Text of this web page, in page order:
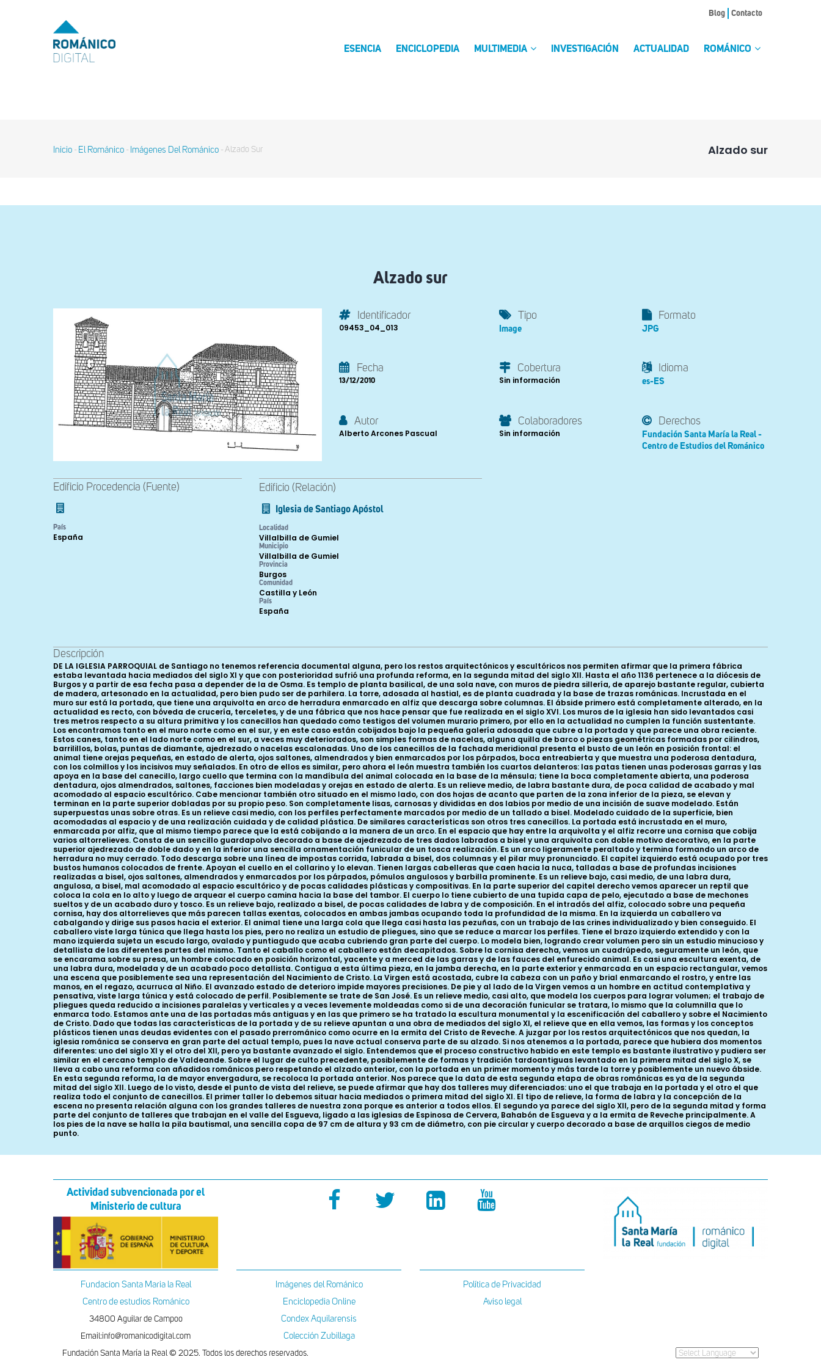
MENU
TOP
Blog Contacto
ESENCIA ENCICLOPEDIA MULTIMEDIA INVESTIGACIÓN ACTUALIDAD ROMÁNICO
Alzado sur
Sobrescribir
Inicio - El Románico - Imágenes Del Románico - Alzado Sur
Alzado sur
Identificador
09453_04_013
Tipo
Image
Formato
JPG
Fecha
13/12/2010
Cobertura
Sin información
Idioma
es-ES
Autor
Alberto Arcones Pascual
Colaboradores
Sin información
Derechos
Fundación Santa María la Real -
Centro de Estudios del Románico
Edificio Procedencia (Fuente)
País
España
Edificio (Relación)
Iglesia de Santiago Apóstol
Localidad
Villalbilla de Gumiel
Municipio
Villalbilla de Gumiel
Provincia
Burgos
Comunidad
Castilla y León
País
España
Descripción
DE LA IGLESIA PARROQUIAL de Santiago no tenemos referencia documental alguna, pero los restos arquitectónicos y escultóricos nos permiten afirmar que la primera fábrica
estaba levantada hacia mediados del siglo XI y que con posterioridad sufrió una profunda reforma, en la segunda mitad del siglo XII. Hasta el año 1136 pertenece a la diócesis de
Burgos y a partir de esa fecha pasa a depender de la de Osma. Es templo de planta basilical, de una sola nave, con muros de piedra sillería, de aparejo bastante regular, cubierta
de madera, artesonado en la actualidad, pero bien pudo ser de parhilera. La torre, adosada al hastial, es de planta cuadrada y la base de trazas románicas. Incrustada en el
muro sur está la portada, que tiene una arquivolta en arco de herradura enmarcado en alfiz que descarga sobre columnas. El ábside primero está completamente alterado, en la
actualidad es recto, con bóveda de crucería, terceletes, y de una fábrica que nos hace pensar que fue realizada en el siglo XVI. Los muros de la iglesia han sido levantados casi
tres metros respecto a su altura primitiva y los canecillos han quedado como testigos del volumen murario primero, por ello en la actualidad no cumplen la función sustentante.
Los encontramos tanto en el muro norte como en el sur, y en este caso están cobijados bajo la pequeña galería adosada que cubre a la portada y que parece una obra reciente.
Estos canes, tanto en el lado norte como en el sur, a veces muy deteriorados, son simples formas de nacelas, alguna quilla de barco o piezas geométricas formadas por cilindros,
barrilillos, bolas, puntas de diamante, ajedrezado o nacelas escalonadas. Uno de los canecillos de la fachada meridional presenta el busto de un león en posición frontal: el
animal tiene orejas pequeñas, en estado de alerta, ojos saltones, almendrados y bien enmarcados por los párpados, boca entreabierta y que muestra una poderosa dentadura,
con los colmillos y los incisivos muy señalados. En otro de ellos es similar, pero ahora el león muestra también los cuartos delanteros: las patas tienen unas poderosas garras y las
apoya en la base del canecillo, largo cuello que termina con la mandíbula del animal colocada en la base de la ménsula; tiene la boca completamente abierta, una poderosa
dentadura, ojos almendrados, saltones, facciones bien modeladas y orejas en estado de alerta. Es un relieve medio, de labra bastante dura, de poca calidad de acabado y mal
acomodado al espacio escultórico. Cabe mencionar también otro situado en el mismo lado, con dos hojas de acanto que parten de la zona inferior de la pieza, se elevan y
terminan en la parte superior dobladas por su propio peso. Son completamente lisas, carnosas y divididas en dos labios por medio de una incisión de suave modelado. Están
superpuestas unas sobre otras. Es un relieve casi medio, con los perfiles perfectamente marcados por medio de un tallado a bisel. Modelado cuidado de la superficie, bien
acomodadas al espacio y de una realización cuidada y de calidad plástica. De similares características son otros tres canecillos. La portada está incrustada en el muro,
enmarcada por alfiz, que al mismo tiempo parece que la está cobijando a la manera de un arco. En el espacio que hay entre la arquivolta y el alfiz recorre una cornisa que cobija
varios altorrelieves. Consta de un sencillo guardapolvo decorado a base de ajedrezado de tres dados labrados a bisel y una arquivolta con doble motivo decorativo, en la parte
superior ajedrezado de doble dado y en la inferior una sencilla ornamentación funicular de un tosca realización. Es un arco ligeramente peraltado y termina formando un arco de
herradura no muy cerrado. Todo descarga sobre una línea de impostas corrida, labrada a bisel, dos columnas y el pilar muy pronunciado. El capitel izquierdo está ocupado por tres
bustos humanos colocados de frente. Apoyan el cuello en el collarino y lo elevan. Tienen largas cabelleras que caen hacia la nuca, talladas a base de profundas incisiones
realizadas a bisel, ojos saltones, almendrados y enmarcados por los párpados, pómulos angulosos y barbilla prominente. Es un relieve bajo, casi medio, de una labra dura,
angulosa, a bisel, mal acomodado al espacio escultórico y de pocas calidades plásticas y compositivas. En la parte superior del capitel derecho vemos aparecer un reptil que
coloca la cola en lo alto y luego de arquear el cuerpo camina hacia la base del tambor. El cuerpo lo tiene cubierto de una tupida capa de pelo, ejecutado a base de mechones
sueltos y de un acabado duro y tosco. Es un relieve bajo, realizado a bisel, de pocas calidades de labra y de composición. En el intradós del alfiz, colocado sobre una pequeña
cornisa, hay dos altorrelieves que más parecen tallas exentas, colocados en ambas jambas ocupando toda la profundidad de la misma. En la izquierda un caballero va
cabalgando y dirige sus pasos hacia el exterior. El animal tiene una larga cola que llega casi hasta las pezuñas, con un trabajo de las crines individualizado y bien conseguido. El
caballero viste larga túnica que llega hasta los pies, pero no realiza un estudio de pliegues, sino que se reduce a marcar los perfiles. Tiene el brazo izquierdo extendido y con la
mano izquierda sujeta un escudo largo, ovalado y puntiagudo que acaba cubriendo gran parte del cuerpo. Lo modela bien, logrando crear volumen pero sin un estudio minucioso y
detallista de las diferentes partes del mismo. Tanto el caballo como el caballero están decapitados. Sobre la cornisa derecha, vemos un cuadrúpedo, seguramente un león, que
se encarama sobre su presa, un hombre colocado en posición horizontal, yacente y a merced de las garras y de las fauces del enfurecido animal. Es casi una escultura exenta, de
una labra dura, modelada y de un acabado poco detallista. Contigua a esta última pieza, en la jamba derecha, en la parte exterior y enmarcada en un espacio rectangular, vemos
una escena que posiblemente sea una representación del Nacimiento de Cristo. La Virgen está acostada, cubre la cabeza con un paño y brial enmarcando el rostro, y entre las
manos, en el regazo, acurruca al Niño. El avanzado estado de deterioro impide mayores precisiones. De pie y al lado de la Virgen vemos a un hombre en actitud contemplativa y
pensativa, viste larga túnica y está colocado de perfil. Posiblemente se trate de San José. Es un relieve medio, casi alto, que modela los cuerpos para lograr volumen; el trabajo de
pliegues queda reducido a incisiones paralelas y verticales y a veces levemente moldeadas como si de una decoración funicular se tratara, lo mismo que la columnilla que lo
enmarca todo. Estamos ante una de las portadas más antiguas y en las que primero se ha tratado la escultura monumental y la escenificación del caballero y sobre el Nacimiento
de Cristo. Dado que todas las características de la portada y de su relieve apuntan a una obra de mediados del siglo XI, el relieve que en ella vemos, las formas y los conceptos
plásticos tienen unas deudas evidentes con el pasado prerrománico como ocurre en la ermita del Cristo de Reveche. A juzgar por los restos arquitectónicos que nos quedan, la
iglesia románica se conserva en gran parte del actual templo, pues la nave actual conserva parte de su alzado. Si nos atenemos a la portada, parece que hubiera dos momentos
diferentes: uno del siglo XI y el otro del XII, pero ya bastante avanzado el siglo. Entendemos que el proceso constructivo habido en este templo es bastante ilustrativo y pudiera ser
similar en el cercano templo de Valdeande. Sobre el lugar de culto precedente, posiblemente de formas y tradición tardoantiguas levantado en la primera mitad del siglo X, se
lleva a cabo una reforma con añadidos románicos pero respetando el alzado anterior, con la portada en un primer momento y más tarde la torre y posiblemente un nuevo ábside.
En esta segunda reforma, la de mayor envergadura, se recoloca la portada anterior. Nos parece que la data de esta segunda etapa de obras románicas es ya de la segunda
mitad del siglo XII. Luego de lo visto, desde el punto de vista del relieve, se puede afirmar que hay dos talleres muy diferenciados: uno el que trabaja en la portada y el otro el que
realiza todo el conjunto de canecillos. El primer taller lo debemos situar hacia mediados o primera mitad del siglo XI. El tipo de relieve, la forma de labra y la concepción de la
escena no presenta relación alguna con los grandes talleres de nuestra zona porque es anterior a todos ellos. El segundo ya parece del siglo XII, pero de la segunda mitad y forma
parte del conjunto de talleres que trabajan en el valle del Esgueva, ligado a las iglesias de Espinosa de Cervera, Bahabón de Esgueva y a la ermita de Reveche principalmente. A
los pies de la nave se halla la pila bautismal, una sencilla copa de 97 cm de altura y 93 cm de diámetro, con pie circular y cuerpo decorado a base de arquillos ciegos de medio
punto.
Actividad subvencionada por el
Ministerio de cultura
Fundacion Santa Maria la Real
Centro de estudios Románico
34800 Aguilar de Campoo
Email:info@romanicodigital.com
Imágenes del Románico
Enciclopedia Online
Condex Aquilarensis
Colección Zubillaga
Política de Privacidad
Aviso legal
Fundación Santa María la Real © 2025. Todos los derechos reservados.